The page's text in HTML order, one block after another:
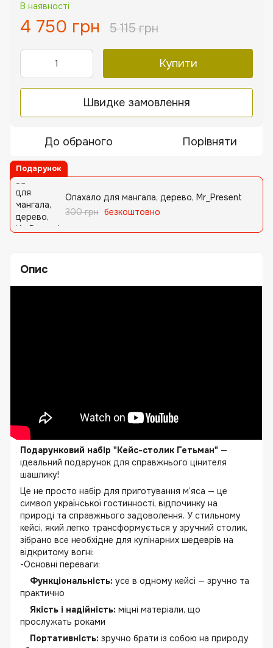
В наявності
4 750 грн 5 115 грн
Купити
Швидке замовлення
До обраного Порівняти
Подарунок
Опахало для мангала, дерево, Mr_Present
300 грн безкоштовно
Опис
Подарунковий набір "Кейс-столик Гетьман" —
ідеальний подарунок для справжнього цінителя
шашлику!
Це не просто набір для приготування м’яса — це
символ української гостинності, відпочинку на
природі та справжнього задоволення. У стильному
кейсі, який легко трансформується у зручний столик,
зібрано все необхідне для кулінарних шедеврів на
відкритому вогні:
-Основні переваги:
Функціональність: усе в одному кейсі — зручно та
практично
Якість і надійність: міцні матеріали, що
прослужать роками
Портативність: зручно брати із собою на природу